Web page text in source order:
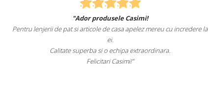
"Ador produsele Casimi!
de pat si articole de casa apelez mereu cu incredere la
Calitate superba si o echipa extraordinara.
Felicitari Casimi!"
sunteti cei mai